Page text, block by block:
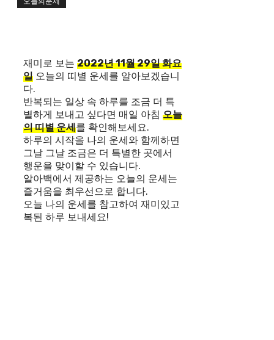
재미로 보는 2022년 11월 29일 화요
일 오늘의 띠별 운세를 알아보겠습니
다.
반복되는 일상 속 하루를 조금 더 특
별하게 보내고 싶다면 매일 아침 오늘
의 띠별 운세를 확인해보세요.
하루의 시작을 나의 운세와 함께하면
그날 그날 조금은 더 특별한 곳에서
행운을 맞이할 수 있습니다.
알아백에서 제공하는 오늘의 운세는
즐거움을 최우선으로 합니다.
오늘 나의 운세를 참고하여 재미있고
복된 하루 보내세요!